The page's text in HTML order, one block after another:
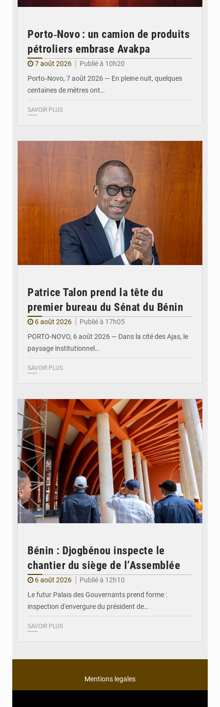
Porto‑Novo : un camion de produits
pétroliers embrase Avakpa
7 août 2026
Publié à 10h20
Porto‑Novo, 7 août 2026 — En pleine nuit, quelques
centaines de mètres ont…
SAVOIR PLUS
Patrice Talon prend la tête du
premier bureau du Sénat du Bénin
6 août 2026
Publié à 17h05
PORTO-NOVO, 6 août 2026 — Dans la cité des Ajas, le
paysage institutionnel…
SAVOIR PLUS
Bénin : Djogbénou inspecte le
chantier du siège de l’Assemblée
6 août 2026
Publié à 12h10
Le futur Palais des Gouvernants prend forme :
inspection d'envergure du président de…
SAVOIR PLUS
Mentions legales